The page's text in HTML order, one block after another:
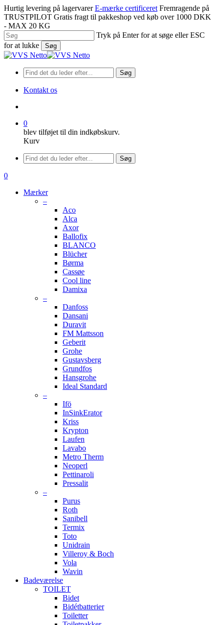
Spring
til
hovedindhold
Hurtig levering på lagervarer E-mærke certificeret Fremragende på
TRUSTPILOT Gratis fragt til pakkeshop ved køb over 1000 DKK
- MAX 20 KG
Tryk på Enter for at søge eller ESC
for at lukke
Søg
Luk
Søg
Kontakt os
0
blev tilføjet til din indkøbskurv.
Kurv
Menu
Søg
søge
0
Mærker
–
Aco
Alca
Axor
Ballofix
BLANCO
Blücher
Børma
Cassøe
Cool line
Damixa
–
Danfoss
Dansani
Duravit
FM Mattsson
Geberit
Grohe
Gustavsberg
Grundfos
Hansgrohe
Ideal Standard
–
Ifö
InSinkErator
Kriss
Krypton
Laufen
Lavabo
Metro Therm
Neoperl
Pettinaroli
Pressalit
–
Purus
Roth
Sanibell
Termix
Toto
Unidrain
Villeroy & Boch
Vola
Wavin
Badeværelse
TOILET
Bidet
Bidétbatterier
Toiletter